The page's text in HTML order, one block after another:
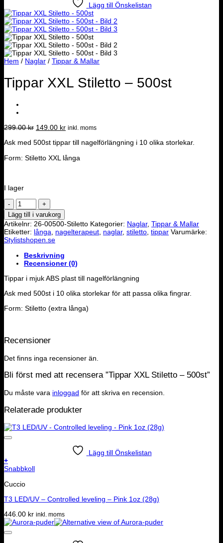
Lägg till Önskelistan
Hem / Naglar / Tippar & Mallar
Tippar XXL Stiletto – 500st
299.00kr Det
priset
299.00 kr.
149.00 krDet
priset
149.00 kr.
inkl. moms
Ask med 500st tippar till nagelförlängning i 10 olika storlekar.
Form: Stiletto XXL långa
I lager
Tippar
XXL
Stiletto
-
500st
mängd
Lägg till i varukorg
Artikelnr: 26-00500-Stiletto Kategorier: Naglar, Tippar & Mallar
Etiketter: långa, nagelterapeut, naglar, stiletto, tippar Varumärke:
Stylistshopen.se
Beskrivning
Recensioner (0)
Tippar i mjuk ABS plast till nagelförlängning
Ask med 500st i 10 olika storlekar för att passa olika fingrar.
Form: Stiletto (extra långa)
Recensioner
Det finns inga recensioner än.
Bli först med att recensera ”Tippar XXL Stiletto – 500st”
Du måste vara inloggad för att skriva en recension.
Relaterade produkter
Lägg till Önskelistan
+
Snabbkoll
Cuccio
T3 LED/UV – Controlled leveling – Pink 1oz (28g)
446.00 kr inkl. moms